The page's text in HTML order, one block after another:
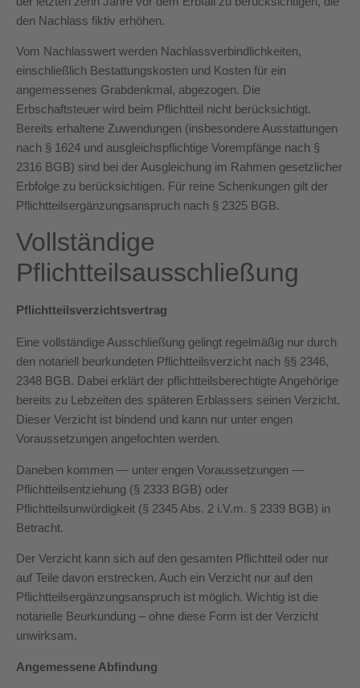
den Nachlass fiktiv erhöhen.
Vom Nachlasswert werden Nachlassverbindlichkeiten,
einschließlich Bestattungskosten und Kosten für ein
angemessenes Grabdenkmal, abgezogen. Die
Erbschaftsteuer wird beim Pflichtteil nicht berücksichtigt.
Bereits erhaltene Zuwendungen (insbesondere Ausstattungen
nach § 1624 und ausgleichspflichtige Vorempfänge nach §
2316 BGB) sind bei der Ausgleichung im Rahmen gesetzlicher
Erbfolge zu berücksichtigen. Für reine Schenkungen gilt der
Pflichtteilsergänzungsanspruch nach § 2325 BGB.
Vollständige
Pflichtteilsausschließung
Pflichtteilsverzichtsvertrag
Eine vollständige Ausschließung gelingt regelmäßig nur durch
den notariell beurkundeten Pflichtteilsverzicht nach §§ 2346,
2348 BGB. Dabei erklärt der pflichtteilsberechtigte Angehörige
bereits zu Lebzeiten des späteren Erblassers seinen Verzicht.
Dieser Verzicht ist bindend und kann nur unter engen
Voraussetzungen angefochten werden.
Daneben kommen — unter engen Voraussetzungen —
Pflichtteilsentziehung (§ 2333 BGB) oder
Pflichtteilsunwürdigkeit (§ 2345 Abs. 2 i.V.m. § 2339 BGB) in
Betracht.
Der Verzicht kann sich auf den gesamten Pflichtteil oder nur
auf Teile davon erstrecken. Auch ein Verzicht nur auf den
Pflichtteilsergänzungsanspruch ist möglich. Wichtig ist die
notarielle Beurkundung – ohne diese Form ist der Verzicht
unwirksam.
Angemessene Abfindung